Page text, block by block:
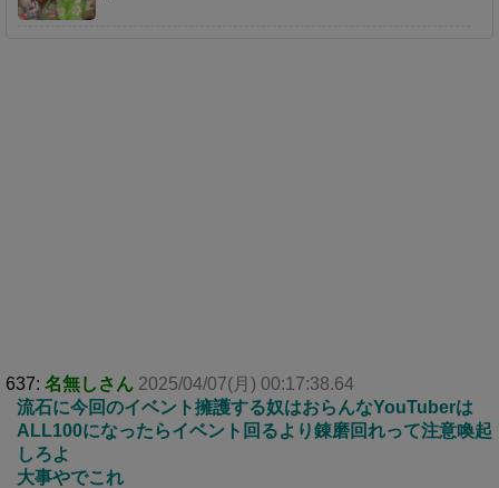
637: 名無しさん 2025/04/07(月) 00:17:38.64
流石に今回のイベント擁護する奴はおらんなYouTuberは
ALL100になったらイベント回るより錬磨回れって注意喚起
しろよ
大事やでこれ